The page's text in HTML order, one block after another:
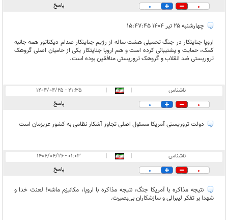
0
0 پاسخ
چهارشنبه ۲۵ تیر ۱۴۰۴ ۱۵:۴۷:۴۵
اروپا جنایتکار در جنگ تحمیلی هشت ساله از رژیم جنایتکار صدام دیکتاتور همه جانبه
کمک، حمایت و پشتیبانی کرده است و هم اروپا جنایتکار یکی از حامیان اصلی گروهک
تروریستی ضد انقلاب و گروهک تروریستی منافقین بوده است.
ناشناس |
|
۲۱:۳۵ - ۱۴۰۴/۰۴/۲۵
0
0 پاسخ
دولت تروریستی آمریکا مسئول اصلی تجاوز آشکار نظامی به کشور عزیزمان است
ناشناس |
|
۰۱:۰۳ - ۱۴۰۴/۰۴/۲۶
0
0 پاسخ
نتیجه مذاکره با آمریکا جنگ، نتیجه مذاکره با اروپا، مکانیزم ماشه! لعنت خدا و
شهدا بر تفکر لیبرالی و سازشکاران بی‌بصیرت.